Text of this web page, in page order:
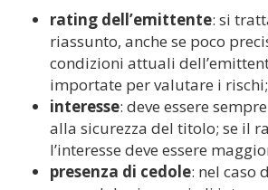
rating dell’emittente: si
riassunto, anche se poco
condizioni attuali
importate per valutare i rischi;
interesse: deve essere
alla sicurezza del titolo; se il
l’interesse deve essere
presenza di cedole: nel caso